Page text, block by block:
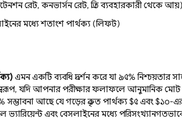
রেট, কনভার্সন রেট, প্রতি ব্যবহারকারী থেকে আয়)
মধ্যে শতাংশ পার্থক্য (লিফট)
এমন একটি ব্যবধি প্রদর্শন করে যা ৯৫% নিশ্চয়তার
যদি আপনার পরীক্ষার ফলাফলে আনুমানিক মোট
সম্ভাবনা আছে যে গড়ের প্রকৃত পার্থক্য $৫ এবং $১০-
ভ্যারিয়েন্ট এবং বেসলাইনের মধ্যে